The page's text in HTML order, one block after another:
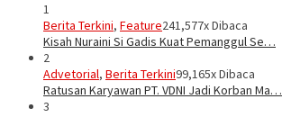
1
Berita Terkini, Feature241,577x Dibaca
Kisah Nuraini Si Gadis Kuat Pemanggul Se…
2
Advetorial, Berita Terkini99,165x Dibaca
Ratusan Karyawan PT. VDNI Jadi Korban Ma…
3